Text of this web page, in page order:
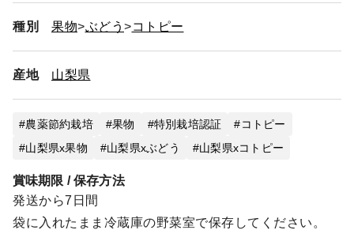
種別 果物 ぶどう コトピー
産地 山梨県
農薬節約栽培 果物 特別栽培認証
コトピー
山梨県x果物
山梨県xぶどう 山梨県xコトピー
賞味期限 / 保存方法
発送から7日間
袋に入れたまま冷蔵庫の野菜室で保存してください。